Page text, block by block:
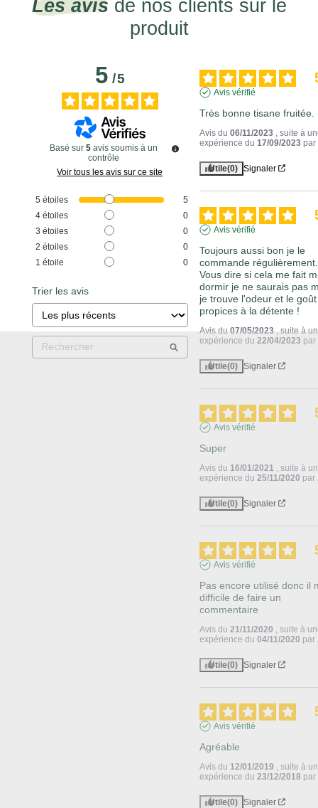
Les avis de nos clients sur le
produit
5/5
Basé sur 5 avis soumis à un
contrôle
Voir tous les avis sur ce site
5 étoiles
5
4 étoiles
0
3 étoiles
0
2 étoiles
0
1 étoile 0
Trier les avis
Avis vérifié
Très bonne tisane fruitée.
Avis du06/11/2023
, suite à
expérience du 17/09/2023 par
Utile(0) Signaler
Avis vérifié
Toujours aussi bon je le
commande régulièrement.
Vous dire si cela me fait
dormir je ne saurais pas
je trouve l'odeur et le goût
propices à la détente !
Avis du07/05/2023
, suite à
expérience du22/04/2023 par
Utile(0) Signaler
Avis vérifié
Super
Avis du 16/01/2021
, suite à
expérience du25/11/2020 par
Utile(0) Signaler
Avis vérifié
Pas encore utilisé donc il
difficile de faire un
commentaire
Avis du21/11/2020
, suite à
expérience du04/11/2020 par
Utile(0) Signaler
Avis vérifié
Agréable
Avis du 12/01/2019
, suite à
expérience du23/12/2018 par
Utile(0) Signaler